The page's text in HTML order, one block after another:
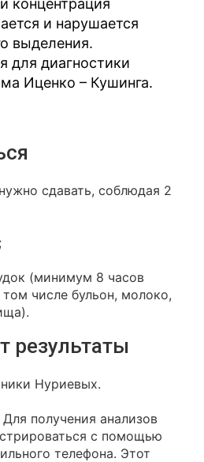
концентрация
и нарушается
выделения.
для диагностики
Иценко – Кушинга.
сдавать, соблюдая 2
(минимум 8 часов
числе бульон, молоко,
результаты
Нуриевых.
Для получения анализов
с помощью
телефона. Этот